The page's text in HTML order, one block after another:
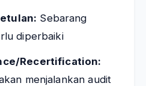
Sebarang
diperbaiki
Recertification:
menjalankan audit